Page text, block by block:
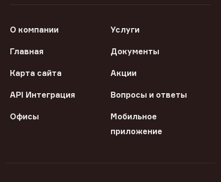
О компании Услуги
Главная Документы
Карта сайта Акции
API Интеграция Вопросы и ответы
Офисы
Мобильное
приложение